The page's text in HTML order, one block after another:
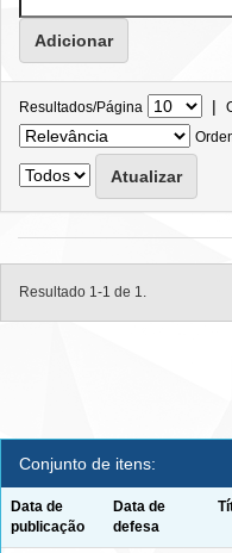
Resultados/Página |
Resultado 1-1 de 1.
Conjunto de itens:
Data de
publicação
Data de
defesa